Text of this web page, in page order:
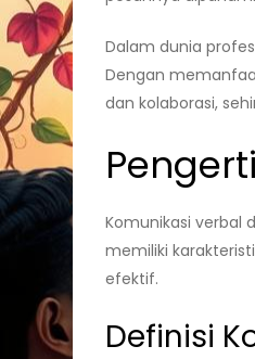
Dalam dunia
Dengan
dan kolaborasi,
Komunikasi verbal
memiliki
efektif.
Definisi